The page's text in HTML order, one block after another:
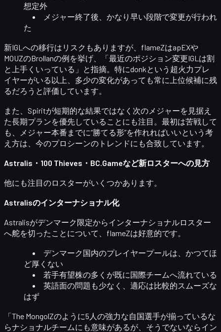
想定外
メジャー終了後、かなり早い段階で変更が行われ
た
新IGLへの移行はリスクもありますが、flameZはapEXや
MOUZのBrollanの例を挙げ、
「最近のポジション変更IGLは割
と上手くいっている」 と指摘。特にdonkという超火力プレ
イヤーがいる以上、多少の変化があっても常に上位候補に残
るだろうと評価しています。
また、Spiritが短期的な結果ではなく 次のメジャーを見据え
た長期プランを優先していることにも注目。最初は苦戦して
も、メジャー本番までに“勝てる形”を作れればいいという考
え方は、今のプロシーンのトレンドにも合致しています。
Astralis・100 Thieves・BC.Gameなど新ロスターへの見方
他にも注目のロスターがいくつかあります。
Astralisのインターナショナル化
Astralisがデンマーク限定からインターナショナルロスター
へ舵を切ったことについて、flameZは好意的です。
デンマーク国内のプレイヤープールは、かつてほ
ど厚くない
若手有望株の多くが既に国際チームへ流れている
英語面の問題も少なく、適応は比較的スムーズな
はず
「The MongolZのように5人の強力な自国選手が揃っているな
らナショナルチームにも意味があるが、そうでないならイン